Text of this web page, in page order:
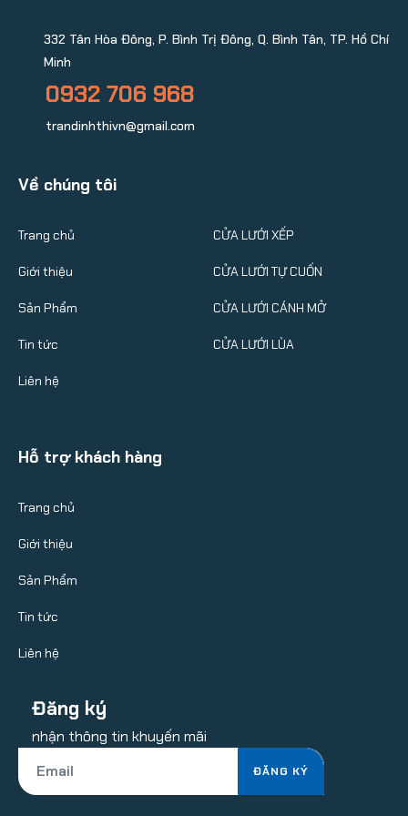
332 Tân Hòa Đông, P. Bình Trị Đông, Q. Bình Tân, TP. Hồ Chí
Minh
0932 706 968
trandinhthivn@gmail.com
Về chúng tôi
Trang chủ
Giới thiệu
Sản Phẩm
Tin tức
Liên hệ
CỬA LƯỚI XẾP
CỬA LƯỚI TỰ CUỐN
CỬA LƯỚI CÁNH MỞ
CỬA LƯỚI LÙA
Hỗ trợ khách hàng
Trang chủ
Giới thiệu
Sản Phẩm
Tin tức
Liên hệ
Đăng ký
nhận thông tin khuyến mãi
ĐĂNG KÝ